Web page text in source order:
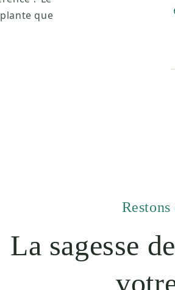
que
La sagesse